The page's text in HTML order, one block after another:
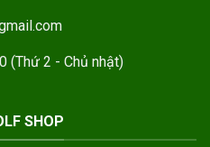
(Thứ 2 - Chủ nhật)
SHOP